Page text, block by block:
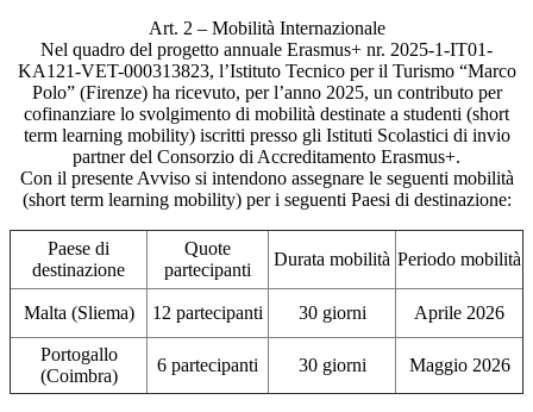
Art. 2 – Mobilità Internazionale
Nel quadro del progetto annuale Erasmus+ nr. 2025-1-IT01-
KA121-VET-000313823, l’Istituto Tecnico per il Turismo “Marco
Polo” (Firenze) ha ricevuto, per l’anno 2025, un contributo per
cofinanziare lo svolgimento di mobilità destinate a studenti (short
term learning mobility) iscritti presso gli Istituti Scolastici di invio
partner del Consorzio di Accreditamento Erasmus+.
Con il presente Avviso si intendono assegnare le seguenti mobilità
(short term learning mobility) per i seguenti Paesi di destinazione:
Paese di
destinazione
Quote
partecipanti
Durata mobilità Periodo mobilità
Malta (Sliema) 12 partecipanti 30 giorni Aprile 2026
Portogallo
(Coimbra)
6 partecipanti 30 giorni Maggio 2026